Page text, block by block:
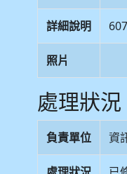
詳細說明
照片
處理狀況
負責單位 資